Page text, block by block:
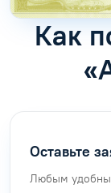
Как
Оставьте
Любым